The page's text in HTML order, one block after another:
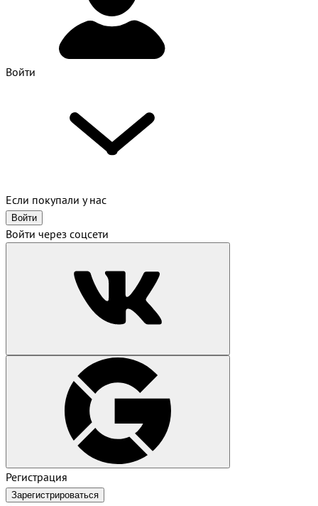
Войти
Если покупали у нас
Войти
Войти через соцсети
Регистрация
Зарегистрироваться